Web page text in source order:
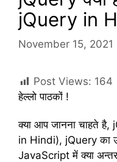
jQuery in
November 15, 2021
Post Views: 164
हेल्लो पाठकों !
क्या आप जानना चाहते
in Hindi), jQuery का
JavaScript में क्या